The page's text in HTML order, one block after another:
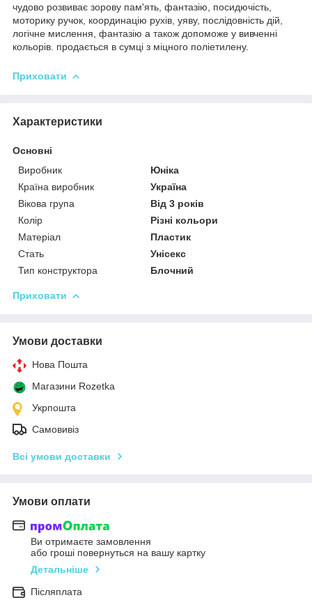
чудово розвиває зорову пам'ять, фантазію, посидючість,
моторику ручок, координацію рухів, уяву, послідовність дій,
логічне мислення, фантазію а також допоможе у вивченні
кольорів. продається в сумці з міцного поліетилену.
Приховати
Характеристики
Основні
Виробник
Юніка
Країна виробник
Україна
Вікова група
Від 3 років
Колір
Різні кольори
Матеріал
Пластик
Стать
Унісекс
Тип конструктора
Блочний
Приховати
Умови доставки
Нова Пошта
Магазини Rozetka
Укрпошта
Самовивіз
Всі умови доставки
Умови оплати
Ви отримаєте замовлення
або гроші повернуться на вашу картку
Детальніше
Післяплата